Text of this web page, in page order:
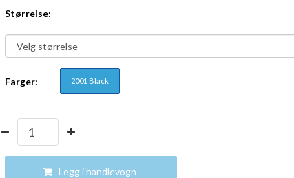
Størrelse:
Farger: 2001 Black
Legg i handlevogn